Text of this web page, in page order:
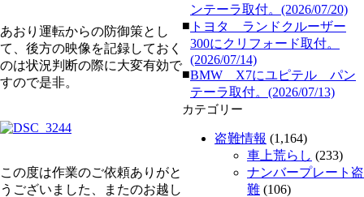
あおり運転からの防御策とし
て、後方の映像を記録しておく
のは状況判断の際に大変有効で
すので是非。
この度は作業のご依頼ありがと
うございました、またのお越し
ンテーラ取付。(2026/07/20)
■ トヨタ ランドクルーザー
300にクリフォード取付。
(2026/07/14)
■BMW X7にユピテル パン
テーラ取付。(2026/07/13)
カテゴリー
盗難情報 (1,164)
車上荒らし (233)
ナンバープレート盗
難 (106)